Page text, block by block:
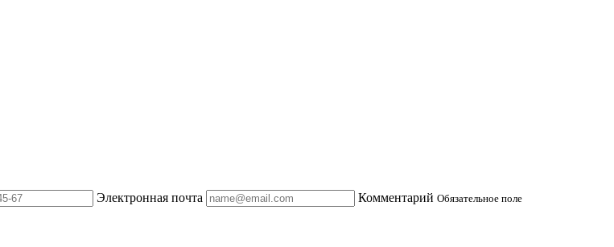
Электронная почта Комментарий Обязательное поле